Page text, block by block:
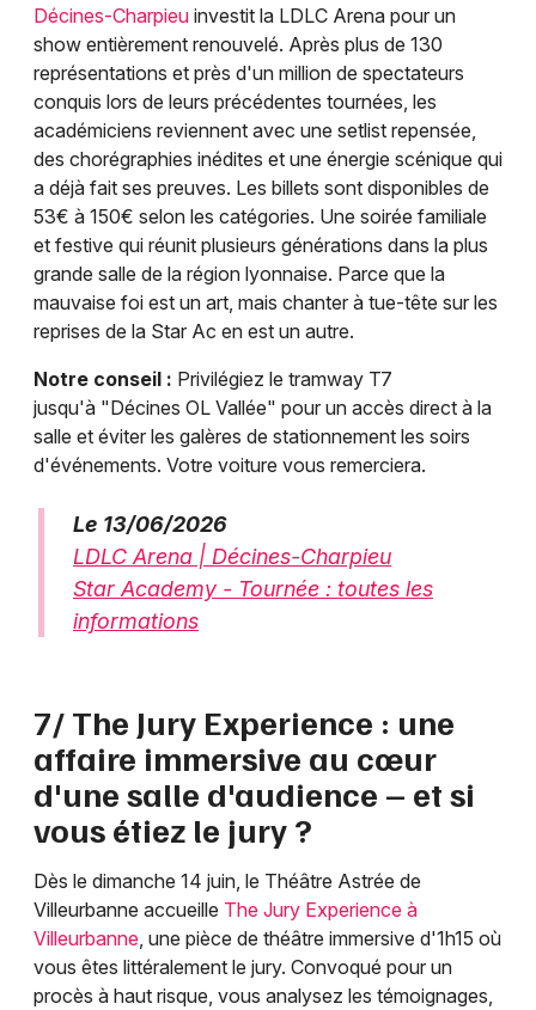
Décines-Charpieu investit la LDLC Arena pour un
show entièrement renouvelé. Après plus de 130
représentations et près d'un million de spectateurs
conquis lors de leurs précédentes tournées, les
académiciens reviennent avec une setlist repensée,
des chorégraphies inédites et une énergie scénique qui
a déjà fait ses preuves. Les billets sont disponibles de
53€ à 150€ selon les catégories. Une soirée familiale
et festive qui réunit plusieurs générations dans la plus
grande salle de la région lyonnaise. Parce que la
mauvaise foi est un art, mais chanter à tue-tête sur les
reprises de la Star Ac en est un autre.
Notre conseil : Privilégiez le tramway T7
jusqu'à "Décines OL Vallée" pour un accès direct à la
salle et éviter les galères de stationnement les soirs
d'événements. Votre voiture vous remerciera.
Le 13/06/2026
LDLC Arena | Décines-Charpieu
Star Academy - Tournée : toutes les
informations
7/ The Jury Experience : une
affaire immersive au cœur
d'une salle d'audience – et si
vous étiez le jury ?
Dès le dimanche 14 juin, le Théâtre Astrée de
Villeurbanne accueille The Jury Experience à
Villeurbanne , une pièce de théâtre immersive d'1h15 où
vous êtes littéralement le jury. Convoqué pour un
procès à haut risque, vous analysez les témoignages,